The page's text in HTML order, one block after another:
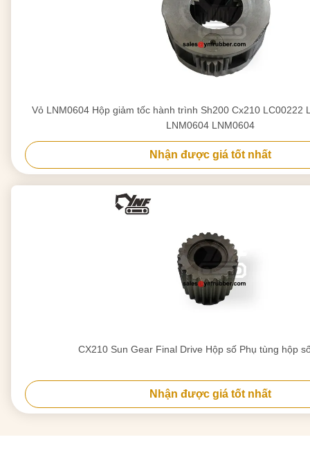
Vỏ LNM0604 Hộp giảm tốc hành trình Sh200 Cx210 LC00222
LNM0604 LNM0604
Nhận được giá tốt nhất
CX210 Sun Gear Final Drive Hộp số Phụ tùng hộp
Nhận được giá tốt nhất